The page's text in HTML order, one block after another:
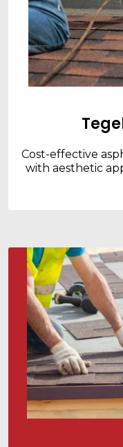
Cost-effective
with aesthetic